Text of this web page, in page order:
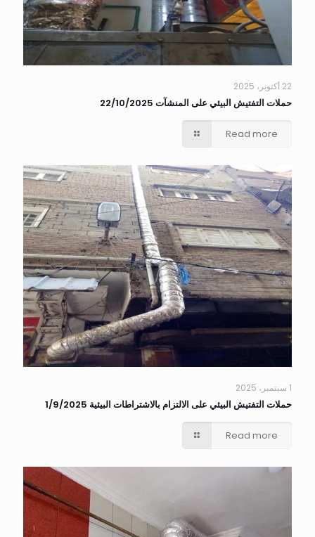
22 أكتوبر، 2025
حملات التفتيش البيئي على المنشآت 22/10/2025
Read more
1 سبتمبر، 2025
حملات التفتيش البيئي على الالتزام بالاشتراطات البيئية 1/9/2025
Read more